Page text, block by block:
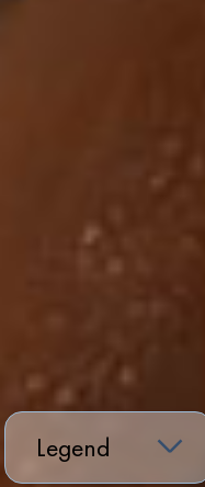
Legend